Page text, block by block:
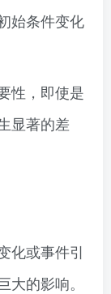
始条件变化
性，即使是
显著的差
化或事件引
的影响。